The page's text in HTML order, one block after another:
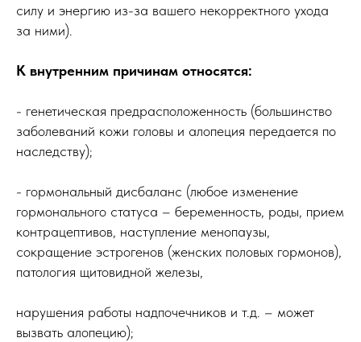
силу и энергию из-за вашего некорректного ухода
за ними).
К внутренним причинам относятся:
- генетическая предрасположенность (большинство
заболеваний кожи головы и алопеция передается по
наследству);
- гормональный дисбаланс (любое изменение
гормонального статуса – беременность, роды, прием
контрацептивов, наступление менопаузы,
сокращение эстрогенов (женских половых гормонов),
патология щитовидной железы,
нарушения работы надпочечников и т.д. – может
вызвать алопецию);